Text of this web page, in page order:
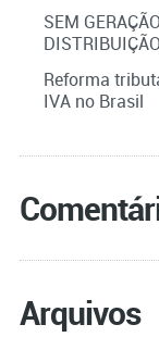
SEM
Reforma
IVA no Brasil
Arquivos